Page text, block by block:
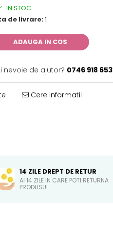
IN STOC
de livrare:1
ADAUGA IN COS
nevoie de ajutor? 0746 918 653
Cere informatii
14 ZILE DREPT DE RETUR
AI 14 ZILE IN CARE POTI RETURNA
PRODUSUL